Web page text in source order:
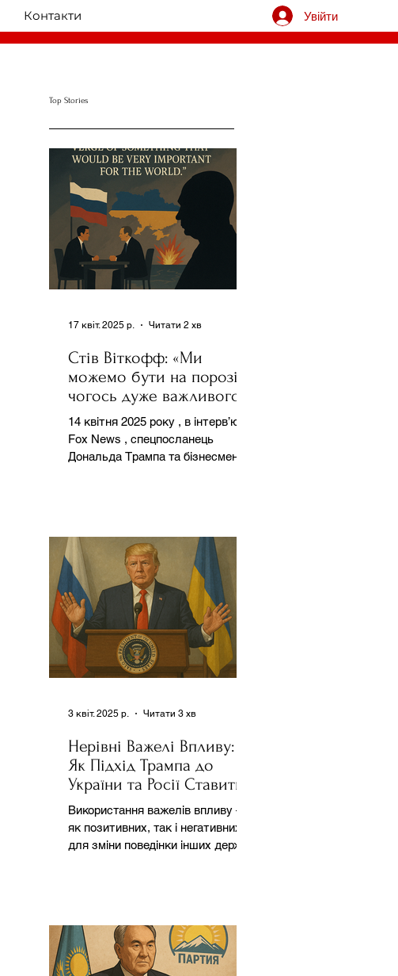
Контакти Увійти
Top Stories
Стів Віткофф: «Ми
можемо бути на порозі
чогось дуже важливого
для світу» — але що це
означає?
14 квітня 2025 року , в інтерв’ю на
Fox News , спецпосланець
Дональда Трампа та бізнесмен
17 квіт. 2025 р. Читати 2 хв
Нерівні Важелі Впливу:
Як Підхід Трампа до
України та Росії Ставить
під Сумнів Американську
Держполітику
Використання важелів впливу –
як позитивних, так і негативних –
для зміни поведінки інших держав
3 квіт. 2025 р. Читати 3 хв